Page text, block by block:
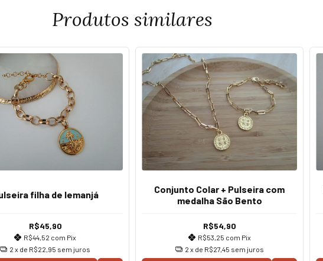
Produtos similares
filha de Iemanjá
R$45,90
R$44,52 com Pix
2 x de R$22,95 sem juros
Conjunto Colar + Pulseira com
medalha São Bento
R$54,90
R$53,25 com Pix
2 x de R$27,45 sem juros